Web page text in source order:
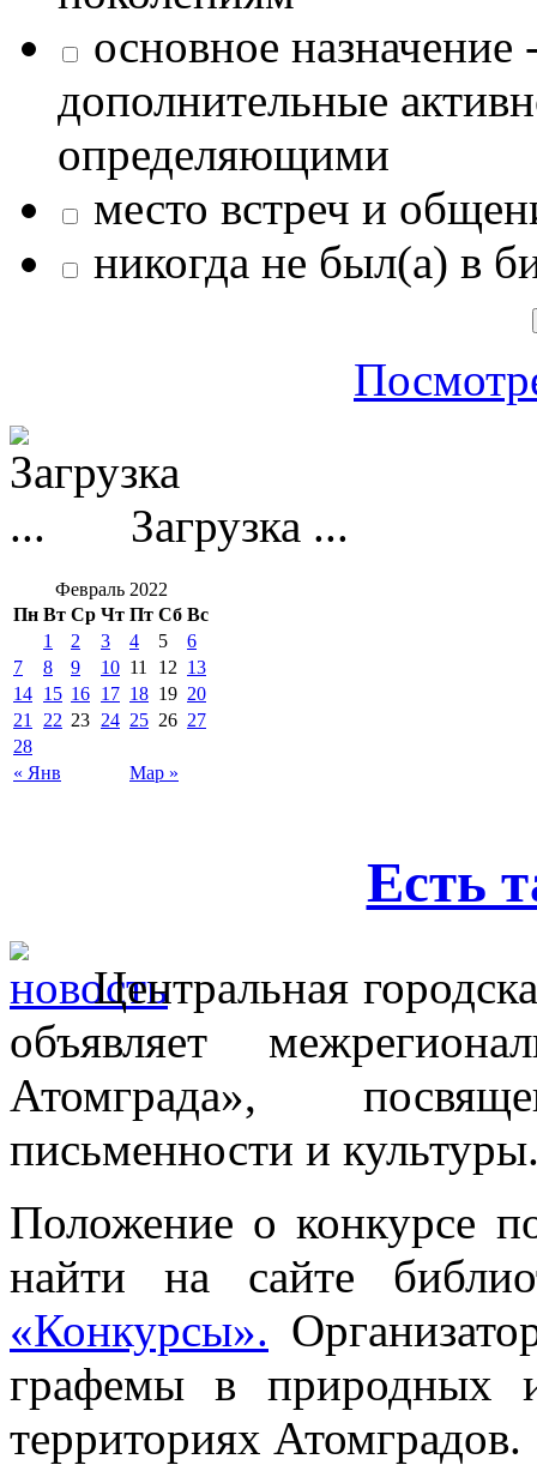
основное назначение
дополнительные
определяющими
место встреч и
никогда не был(а) в
Загрузка ...
Февраль 2022
Пн Вт Ср Чт Пт Сб Вс
« Янв Мар »
1 2 3 4 5
6
7
8 9 10 11 12 13
14 15 16 17 18 19 20
21
22 23 24 25 26 27
28
Есть
Центральная
объявляет
Атомграда»,
письменности и
Положение о конкурсе
найти на сайте
«Конкурсы».
графемы в природных
территориях Атомградов.